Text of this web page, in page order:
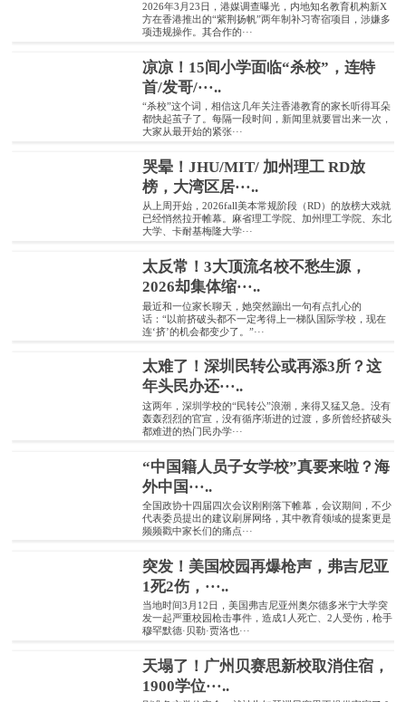
2026年3月23日，港媒调查曝光，内地知名教育机构新X
方在香港推出的“紫荆扬帆”两年制补习寄宿项目，涉嫌多
项违规操作。其合作的···
凉凉！15间小学面临“杀校”，连特
首/发哥/···..
“杀校”这个词，相信这几年关注香港教育的家长听得耳朵
都快起茧子了。每隔一段时间，新闻里就要冒出来一次，
大家从最开始的紧张···
哭晕！JHU/MIT/ 加州理工 RD放
榜，大湾区居···..
从上周开始，2026fall美本常规阶段（RD）的放榜大戏就
已经悄然拉开帷幕。麻省理工学院、加州理工学院、东北
大学、卡耐基梅隆大学···
太反常！3大顶流名校不愁生源，
2026却集体缩···..
最近和一位家长聊天，她突然蹦出一句有点扎心的
话：“以前挤破头都不一定考得上一梯队国际学校，现在
连‘挤’的机会都变少了。”···
太难了！深圳民转公或再添3所？这
年头民办还···..
这两年，深圳学校的“民转公”浪潮，来得又猛又急。没有
轰轰烈烈的官宣，没有循序渐进的过渡，多所曾经挤破头
都难进的热门民办学···
“中国籍人员子女学校”真要来啦？海
外中国···..
全国政协十四届四次会议刚刚落下帷幕，会议期间，不少
代表委员提出的建议刷屏网络，其中教育领域的提案更是
频频戳中家长们的痛点···
突发！美国校园再爆枪声，弗吉尼亚
1死2伤，···..
当地时间3月12日，美国弗吉尼亚州奥尔德多米宁大学突
发一起严重校园枪击事件，造成1人死亡、2人受伤，枪手
穆罕默德·贝勒·贾洛也···
天塌了！广州贝赛思新校取消住宿，
1900学位···..